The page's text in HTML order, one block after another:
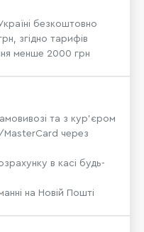
безкоштовно
згідно тарифів
менше 2000 грн
та з кур’єром
через
в касі будь-
на Новій Пошті